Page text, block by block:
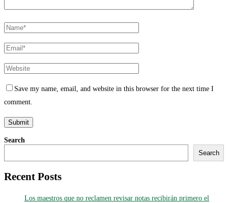
Save my name, email, and website in this browser for the next time I
comment.
Search
Search
Recent Posts
Los maestros que no reclamen revisar notas recibirán primero el